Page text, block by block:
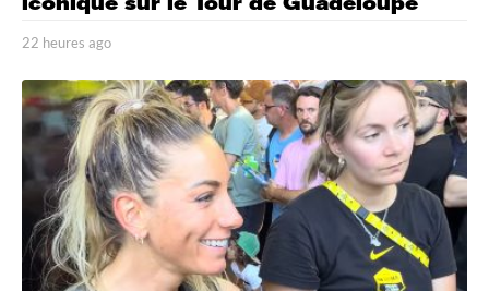
22 heures ago
h
e
u
r
e
s
a
g
o